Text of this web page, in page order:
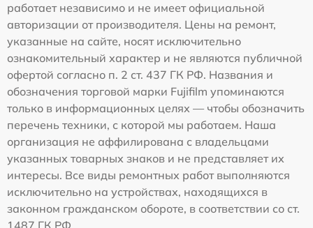
работает независимо и не имеет официальной
авторизации от производителя. Цены на ремонт,
указанные на сайте, носят исключительно
ознакомительный характер и не являются публичной
офертой согласно п. 2 ст. 437 ГК РФ. Названия и
обозначения торговой марки Fujifilm упоминаются
только в информационных целях — чтобы обозначить
перечень техники, с которой мы работаем. Наша
организация не аффилирована с владельцами
указанных товарных знаков и не представляет их
интересы. Все виды ремонтных работ выполняются
исключительно на устройствах, находящихся в
законном гражданском обороте, в соответствии со ст.